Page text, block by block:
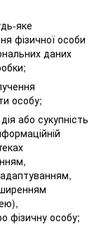
яке
фізичної особи
даних
особу;
або сукупність
фізичну особу;